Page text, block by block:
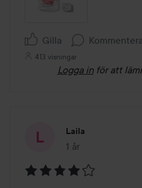
Gilla Kommentera
413 visningar
Logga in för att
Laila
1 år
Inlägget skapades